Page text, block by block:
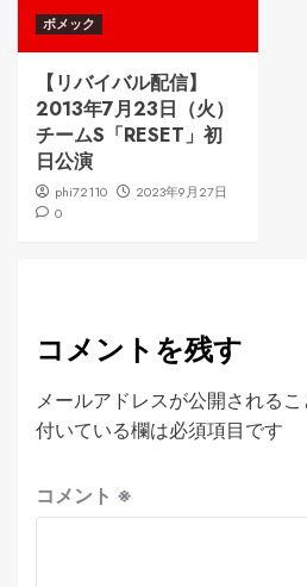
ボメック
【リバイバル配信】
2013年7月23日（火）
チームS「RESET」初
日公演
phi72110
2023年9月27日
0
コメントを残す
メールアドレスが公開されるこ
付いている欄は必須項目です
コメント ※